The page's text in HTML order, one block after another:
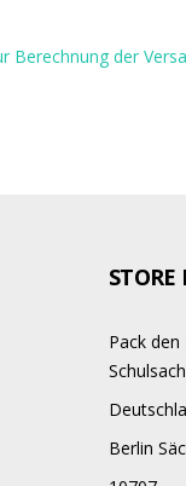
Berechnung der
Pack
Berlin